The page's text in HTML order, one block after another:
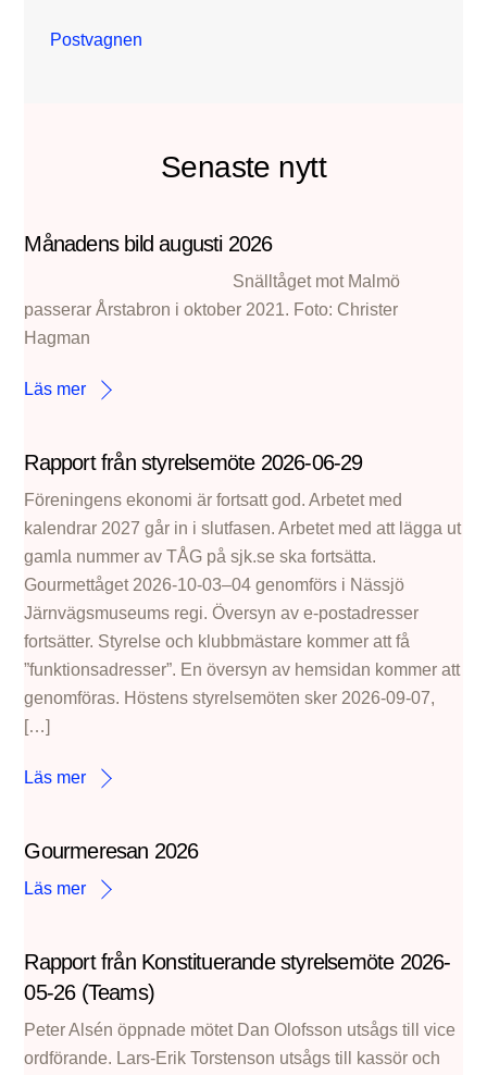
Postvagnen
Senaste nytt
Månadens bild augusti 2026
Snälltåget mot Malmö
passerar Årstabron i oktober 2021. Foto: Christer
Hagman
Läs mer
Rapport från styrelsemöte 2026-06-29
Föreningens ekonomi är fortsatt god. Arbetet med
kalendrar 2027 går in i slutfasen. Arbetet med att lägga ut
gamla nummer av TÅG på sjk.se ska fortsätta.
Gourmettåget 2026-10-03–04 genomförs i Nässjö
Järnvägsmuseums regi. Översyn av e-postadresser
fortsätter. Styrelse och klubbmästare kommer att få
”funktionsadresser”. En översyn av hemsidan kommer att
genomföras. Höstens styrelsemöten sker 2026-09-07,
[…]
Läs mer
Gourmeresan 2026
Läs mer
Rapport från Konstituerande styrelsemöte 2026-
05-26 (Teams)
Peter Alsén öppnade mötet Dan Olofsson utsågs till vice
ordförande. Lars-Erik Torstenson utsågs till kassör och